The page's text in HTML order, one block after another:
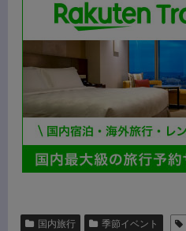
国内旅行 季節イベント